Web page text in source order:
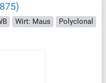
Wirt: Maus
Polyclonal